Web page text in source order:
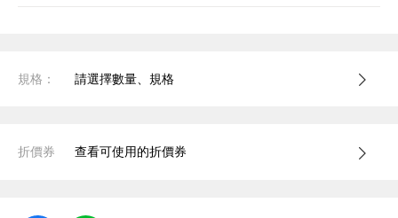
規格： 請選擇數量、規格
折價券 查看可使用的折價券